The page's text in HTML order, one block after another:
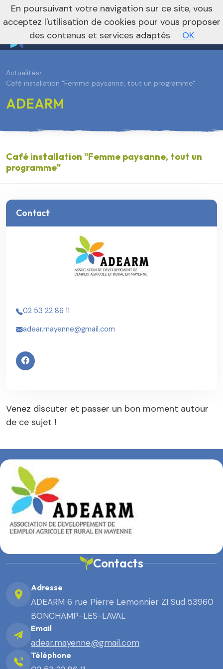
Vers le site national
Actualités›
Café installation "Femme paysanne, tout un programme"
ADEARM
Café installation "Femme paysanne, tout un
programme"
Contact
02 53 22 86 11
adear.mayenne@gmail.com
Venez discuter et passer un bon moment autour
de ce sujet !
Contacts
Adresse
ADEARM 6 rue Pierre Lemonnier ZI Sud 53960
BONCHAMP-LES-LAVAL
Email
adear.mayenne@gmail.com
Téléphone
En poursuivant votre navigation sur ce site, vous
acceptez l'utilisation de cookies pour vous proposer
des contenus et services adaptés
OK